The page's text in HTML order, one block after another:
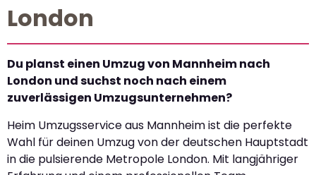
London
Du planst einen Umzug von Mannheim nach
London und suchst noch nach einem
zuverlässigen Umzugsunternehmen?
Heim Umzugsservice aus Mannheim ist die perfekte
Wahl für deinen Umzug von der deutschen Hauptstadt
in die pulsierende Metropole London. Mit langjähriger